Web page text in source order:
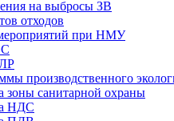
на выбросы ЗВ
отходов
мероприятий при НМУ
производственного
зоны санитарной охраны
НДС